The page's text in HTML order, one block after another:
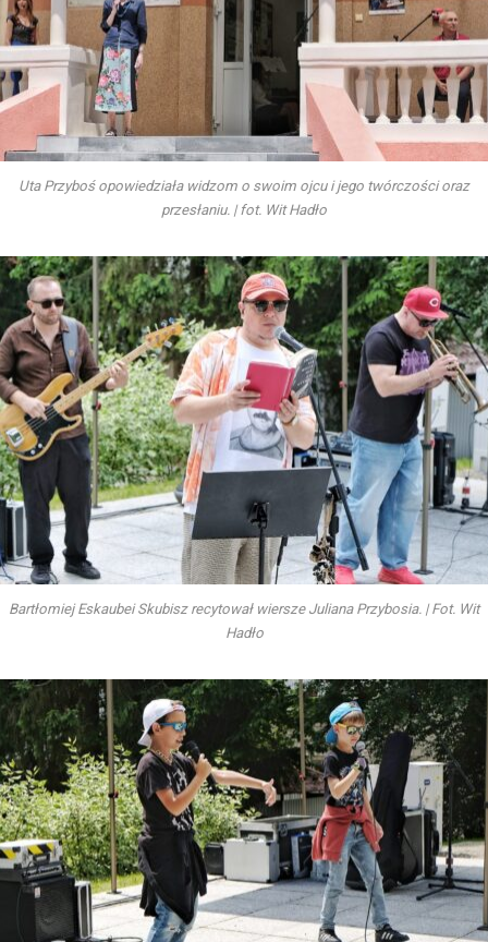
Uta Przyboś opowiedziała widzom o swoim ojcu i jego twórczości oraz
przesłaniu. | fot. Wit Hadło
Bartłomiej Eskaubei Skubisz recytował wiersze Juliana Przybosia. | Fot. Wit
Hadło